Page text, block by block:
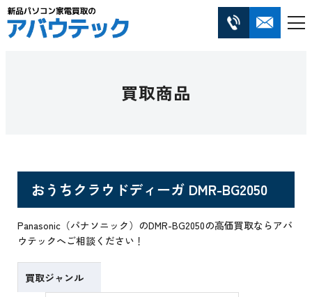
買取商品
おうちクラウドディーガ DMR-BG2050
Panasonic（パナソニック）のDMR-BG2050の高価買取ならアバ
ウテックへご相談ください！
買取ジャンル